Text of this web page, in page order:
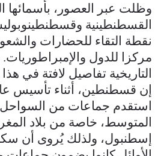
وظلت عبر العصور، بأسمائها
القسطنطينية
نقطة التقاء للحضارات
مركزا للدول
التاريخية تفاصيل لافتة في
إن قسطنطين، أثناء تأسيس
استقدم جماعات من السواحل
المتوسط، خاصة من بلاد
إسطنبول، ولذلك يُروى أن